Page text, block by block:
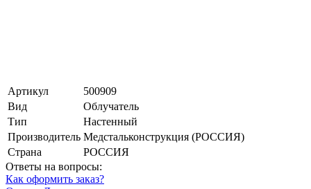
Артикул
500909
Вид
Облучатель
Тип
Настенный
Производитель Медстальконструкция (РОССИЯ)
Страна
РОССИЯ
Ответы на вопросы:
Как оформить заказ?